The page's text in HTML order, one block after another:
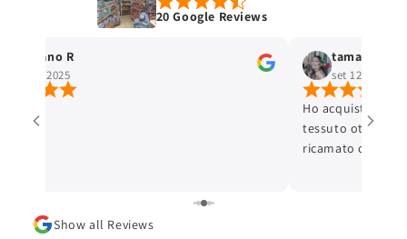
20 Google Reviews
Stefano R
ott 4, 2025
tamara selis
set 12, 2025
Ho acquistato
tessuto ottimo e
ricamato con
Show all Reviews